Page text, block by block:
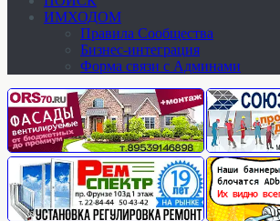
ИМХОДОМ
Правила Сообщества
Бизнес-интеграция
Форма связи с Админами